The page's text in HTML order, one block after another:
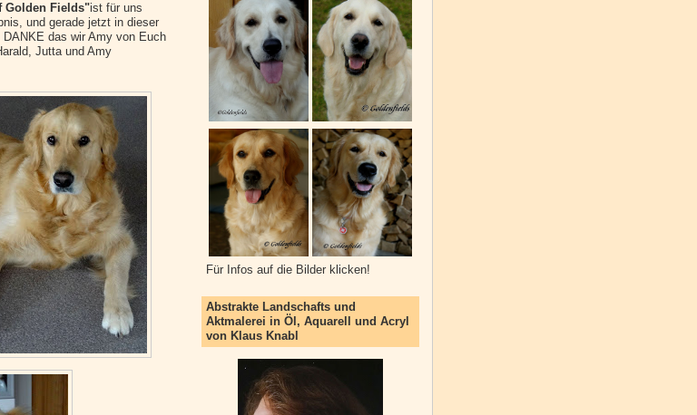
Golden Fields"ist für uns
und gerade jetzt in dieser
das wir Amy von Euch
Jutta und Amy
Für Infos auf die Bilder klicken!
Abstrakte Landschafts und
Aktmalerei in Öl, Aquarell und Acryl
von Klaus Knabl